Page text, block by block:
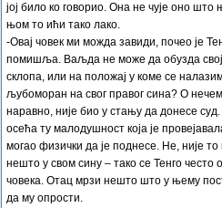
јој било ко говорио. Она не чује оно што
њом то ићи тако лако.
-Овај човек ми можда завиди, почео је
помишља. Ваљда не може да обузда
склопа, или на положај у коме се
љубоморан на свог правог сина? О
наравно, није био у стању да донесе
осећа ту малодушност која је
могао физички да је поднесе. Не, није то
нешто у свом сину – тако се Тенго често
човека. Отац мрзи нешто што у њему
да му опрости.